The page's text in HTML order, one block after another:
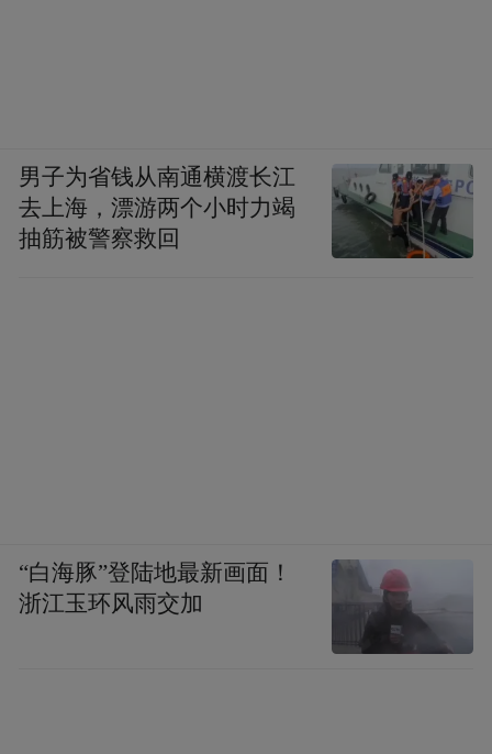
男子为省钱从南通横渡长江
去上海，漂游两个小时力竭
抽筋被警察救回
“白海豚”登陆地最新画面！
浙江玉环风雨交加